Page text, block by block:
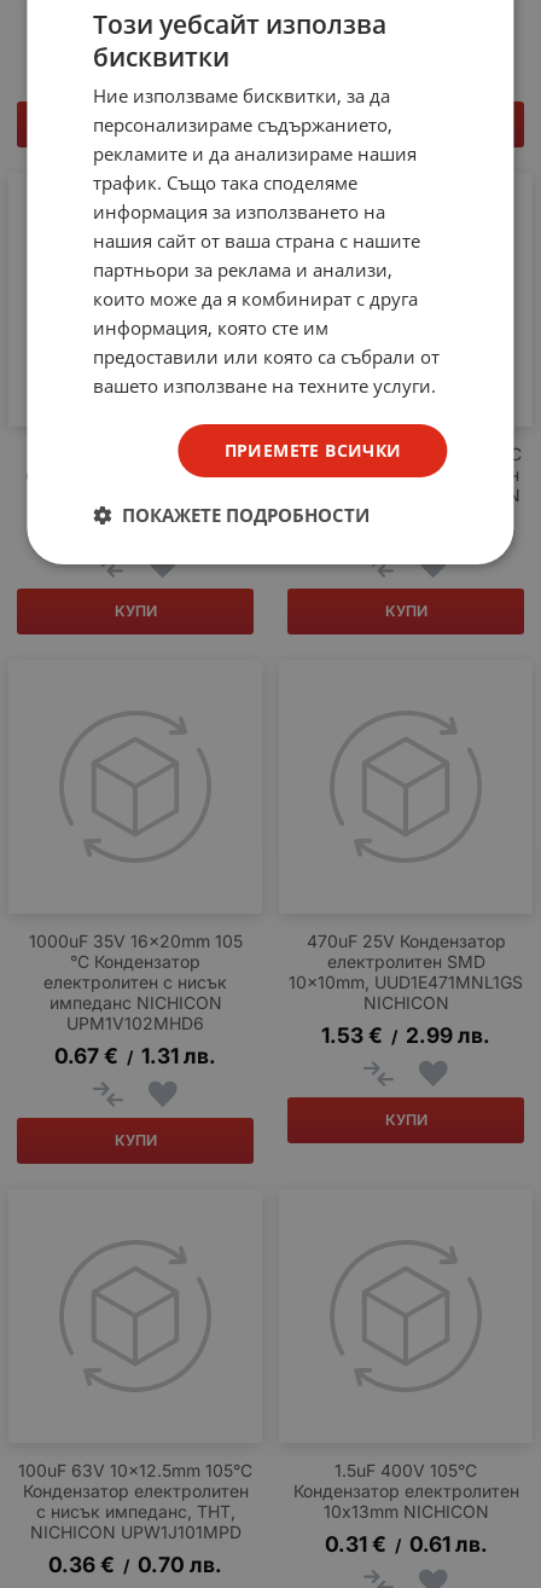
0.56 € / 1.10лв.
КУПИ
1.12€
КУПИ
47uF 25V Кондензатор
електролитен ф10x12.5mm
0.66€ / 1.29лв.
КУПИ
680uF 400V 35x50mm 85°C
Кондензатор електролитен
SNAP-IN low ESR NICHICON
18.87
КУПИ
1000uF 35V 16x20mm 105
°C Кондензатор
електролитен с нисък
импеданс NICHICON
UPM1V102MHD6
0.67€ / 1.31лв.
КУПИ
470uF 25V Кондензатор
електролитен SMD
10x10mm, UUD1E471MNL1GS
NICHICON
1.53€ / 2.99лв.
КУПИ
100uF 63V 10x12.5mm 105°C
Кондензатор електролитен
с нисък импеданс, THT,
NICHICON UPW1J101MPD
0.36€ / 0.70 лв.
1.5uF 400V 105°C
Кондензатор електролитен
10x13mm NICHICON
0.31 € / 0.61 лв.
Този уебсайт използва
бисквитки
Ние използваме бисквитки, за да
персонализираме съдържанието,
рекламите и да анализираме нашия
трафик. Също така споделяме
информация за използването на
нашия сайт от ваша страна с нашите
партньори за реклама и анализи,
които може да я комбинират с друга
информация, която сте им
предоставили или която са събрали от
вашето използване на техните услуги.
ПРИЕМЕТЕ ВСИЧКИ
ПОКАЖЕТЕ ПОДРОБНОСТИ